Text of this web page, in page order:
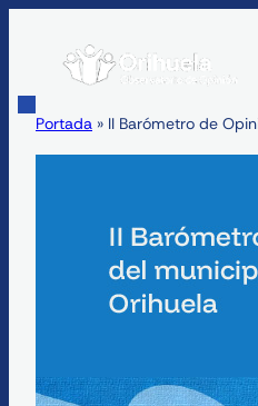
contenido
Portada » II Barómetro de